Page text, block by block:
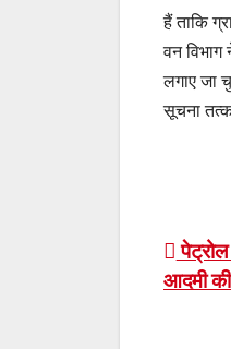
हैं ताकि
वन
लगाए जा
सूचना
आदमी